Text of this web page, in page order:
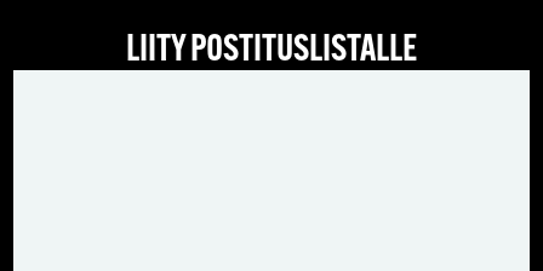
LIITY POSTITUSLISTALLE